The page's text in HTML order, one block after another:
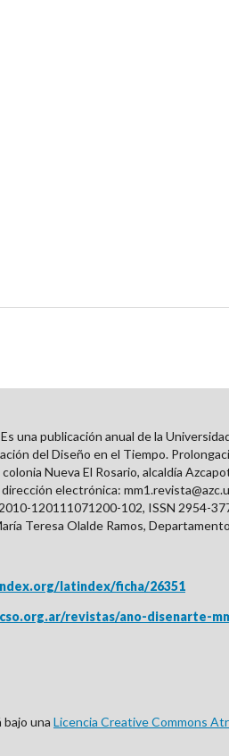
una publicación anual de la
del Diseño en el Tiempo.
colonia Nueva El Rosario, alcaldía
electrónica:
120111071200-102, ISSN 2954-
Teresa Olalde Ramos,
latindex/ficha/26351
revistas/ano-disenarte-
una Licencia Creative Commons